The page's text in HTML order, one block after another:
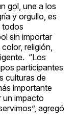
gol, une a los
y orgullo, es
todos
sin importar
religión,
“Los
participantes
culturas de
importante
un impacto
agregó